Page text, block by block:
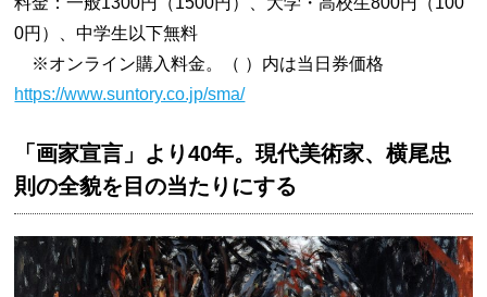
0円）、中学生以下無料
※オンライン購入料金。（ ）内は当日券価格
https://www.suntory.co.jp/sma/
「画家宣言」より40年。現代美術家、横尾忠
則の全貌を目の当たりにする